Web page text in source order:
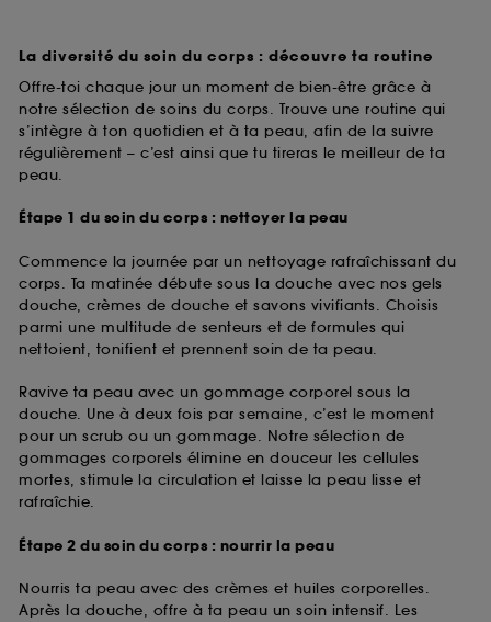
La diversité du soin du corps : découvre ta routine
Offre-toi chaque jour un moment de bien-être grâce à
notre sélection de soins du corps. Trouve une routine qui
s’intègre à ton quotidien et à ta peau, afin de la suivre
régulièrement – c’est ainsi que tu tireras le meilleur de ta
peau.
Étape 1 du soin du corps : nettoyer la peau
Commence la journée par un nettoyage rafraîchissant du
corps. Ta matinée débute sous la douche avec nos gels
douche, crèmes de douche et savons vivifiants. Choisis
parmi une multitude de senteurs et de formules qui
nettoient, tonifient et prennent soin de ta peau.
Ravive ta peau avec un gommage corporel sous la
douche. Une à deux fois par semaine, c’est le moment
pour un scrub ou un gommage. Notre sélection de
gommages corporels élimine en douceur les cellules
mortes, stimule la circulation et laisse la peau lisse et
rafraîchie.
Étape 2 du soin du corps : nourrir la peau
Nourris ta peau avec des crèmes et huiles corporelles.
Après la douche, offre à ta peau un soin intensif. Les